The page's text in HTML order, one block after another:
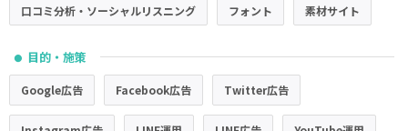
口コミ分析・ソーシャルリスニング フォント 素材サイト
● 目的・施策
Google広告 Facebook広告 Twitter広告